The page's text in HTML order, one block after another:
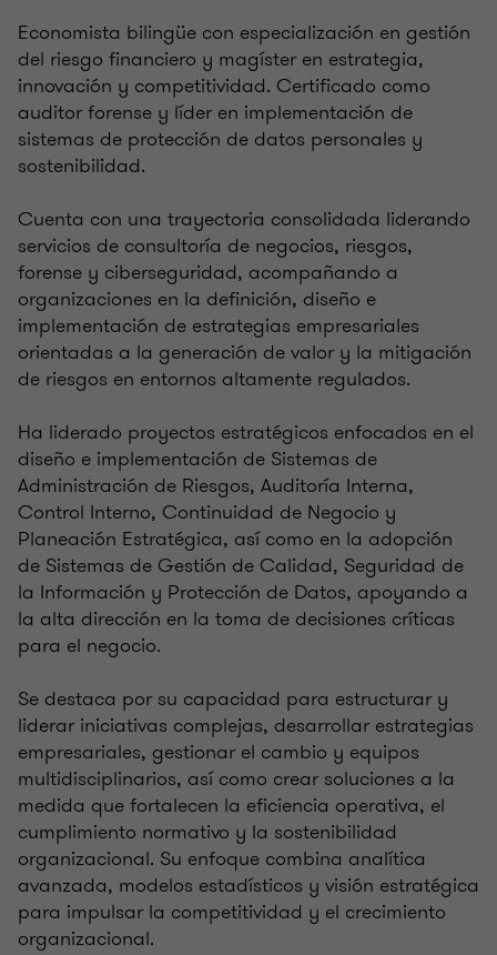
Economista bilingüe con especialización en gestión
del riesgo financiero y magíster en estrategia,
innovación y competitividad. Certificado como
auditor forense y líder en implementación de
sistemas de protección de datos personales y
sostenibilidad.
Cuenta con una trayectoria consolidada liderando
servicios de consultoría de negocios, riesgos,
forense y ciberseguridad, acompañando a
organizaciones en la definición, diseño e
implementación de estrategias empresariales
orientadas a la generación de valor y la mitigación
de riesgos en entornos altamente regulados.
Ha liderado proyectos estratégicos enfocados en el
diseño e implementación de Sistemas de
Administración de Riesgos, Auditoría Interna,
Control Interno, Continuidad de Negocio y
Planeación Estratégica, así como en la adopción
de Sistemas de Gestión de Calidad, Seguridad de
la Información y Protección de Datos, apoyando a
la alta dirección en la toma de decisiones críticas
para el negocio.
Se destaca por su capacidad para estructurar y
liderar iniciativas complejas, desarrollar estrategias
empresariales, gestionar el cambio y equipos
multidisciplinarios, así como crear soluciones a la
medida que fortalecen la eficiencia operativa, el
cumplimiento normativo y la sostenibilidad
organizacional. Su enfoque combina analítica
avanzada, modelos estadísticos y visión estratégica
para impulsar la competitividad y el crecimiento
organizacional.